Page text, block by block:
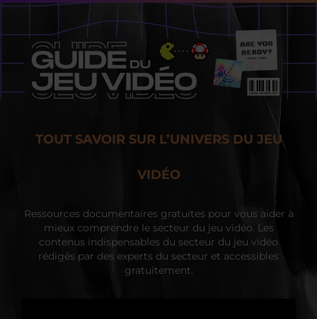
TOUT SAVOIR SUR L’UNIVERS DU JEU
VIDÉO
Ressources documentaires gratuites pour vous aider à
mieux comprendre le secteur du jeu vidéo. Les
contenus indispensables du secteur du jeu vidéo
rédigés par des experts du secteur et accessibles
gratuitement.